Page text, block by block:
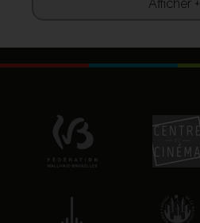
dim. 16 août 2026
dim. 16 août 2026
mar. 18 août 2026
Afficher +